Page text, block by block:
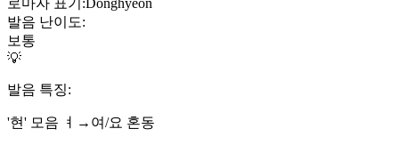
발음 난이도:
보통
💡
발음 특징:
'현' 모음 ㅕ→여/요 혼동